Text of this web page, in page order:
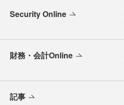
Security Online
財務・会計Online
記事